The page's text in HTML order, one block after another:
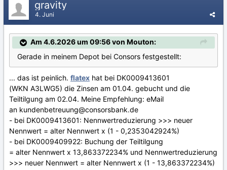
gravity
4. Juni
Am 4.6.2026 um 09:56 von Mouton:
Gerade in meinem Depot bei Consors festgestellt:
... das ist peinlich. flatex hat bei DK0009413601
(WKN A3LWG5) die Zinsen am 01.04. gebucht und die
Teiltilgung am 02.04. Meine Empfehlung: eMail
an kundenbetreuung@consorsbank.de
- bei DK0009413601: Nennwertreduzierung >>> neuer
Nennwert = alter Nennwert x (1 - 0,2353042924%)
- bei DK0009409922: Buchung der Teiltilgung
= alter Nennwert x 13,863372234% und Nennwertreduzierung
>>> neuer Nennwert = alter Nennwert x (1 - 13,863372234%)